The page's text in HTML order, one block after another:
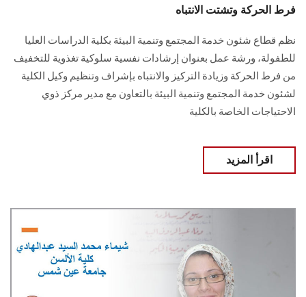
فرط الحركة وتشتت الانتباه
نظم قطاع شئون خدمة المجتمع وتنمية البيئة بكلية الدراسات العليا
للطفولة، ورشة عمل بعنوان إرشادات نفسية سلوكية تغذوية للتخفيف
من فرط الحركة وزيادة التركيز والانتباه بإشراف وتنظيم وكيل الكلية
لشئون خدمة المجتمع وتنمية البيئة بالتعاون مع مدير مركز ذوي
الاحتياجات الخاصة بالكلية
اقرأ المزيد